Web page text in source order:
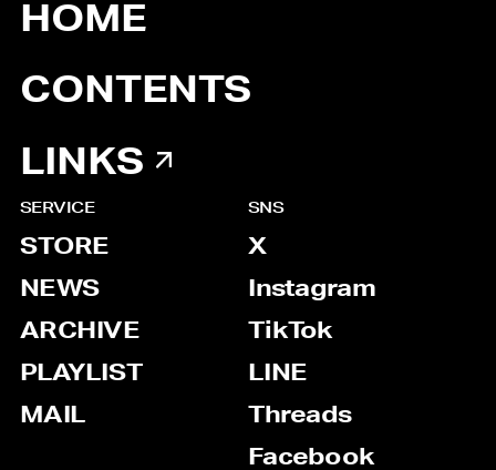
HOME
CONTENTS
LINKS
SERVICE
STORE
NEWS
ARCHIVE
PLAYLIST
MAIL
SNS
X
Instagram
TikTok
LINE
Threads
Facebook